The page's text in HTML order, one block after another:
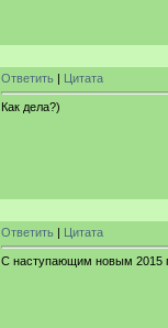
Ответить | Цитата
Как дела?)
Ответить | Цитата
С наступающим новым 2015